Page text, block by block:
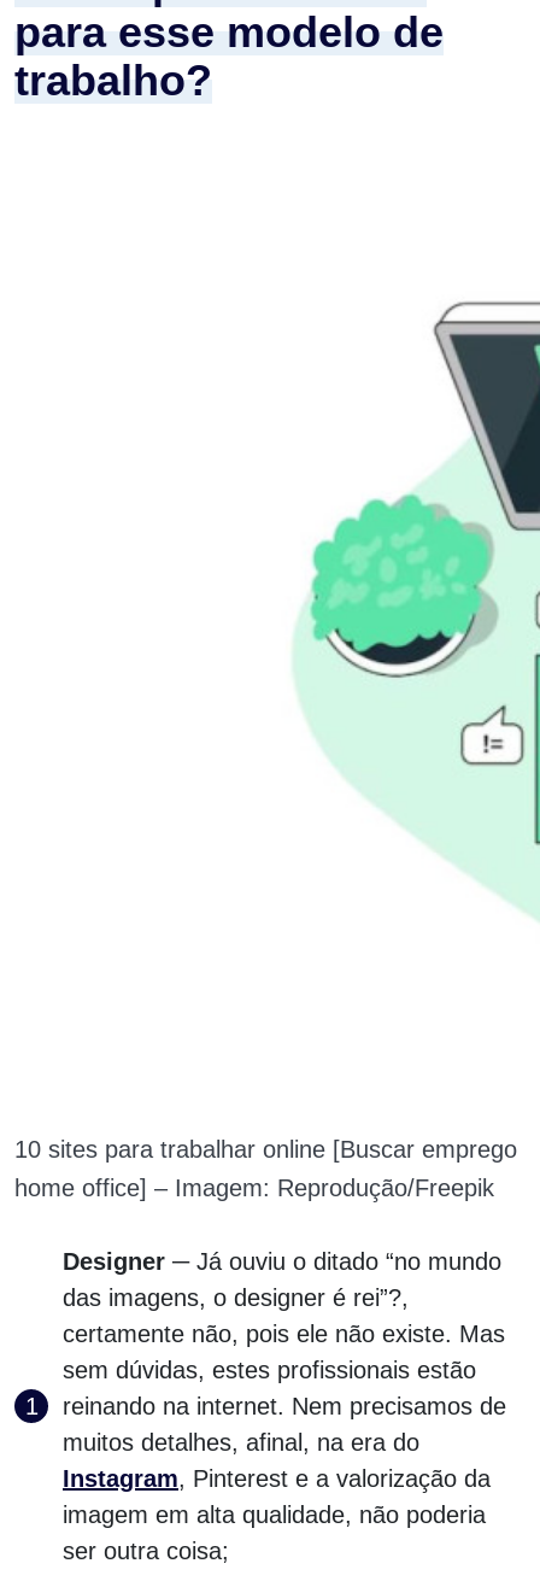
para esse modelo de
trabalho?
10 sites para trabalhar online [Buscar emprego
home office] – Imagem: Reprodução/Freepik
Designer ─ Já ouviu o ditado “no mundo
das imagens, o designer é rei”?,
certamente não, pois ele não existe. Mas
sem dúvidas, estes profissionais estão
reinando na internet. Nem precisamos de
muitos detalhes, afinal, na era do
Instagram, Pinterest e a valorização da
imagem em alta qualidade, não poderia
ser outra coisa;